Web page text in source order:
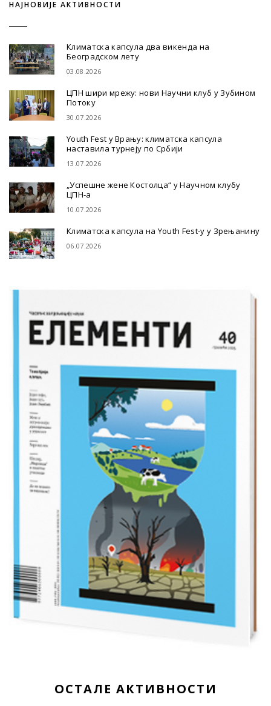
НАЈНОВИЈЕ АКТИВНОСТИ
Климатска капсула два викенда на
Београдском лету
03.08.2026
ЦПН шири мрежу: нови Научни клуб у Зубином
Потоку
30.07.2026
Youth Fest у Врању: климатска капсула
наставила турнеју по Србији
13.07.2026
„Успешне жене Костолца“ у Научном клубу
ЦПН-а
10.07.2026
Климатска капсула на Youth Fest-у у Зрењанину
06.07.2026
ОСТАЛЕ АКТИВНОСТИ